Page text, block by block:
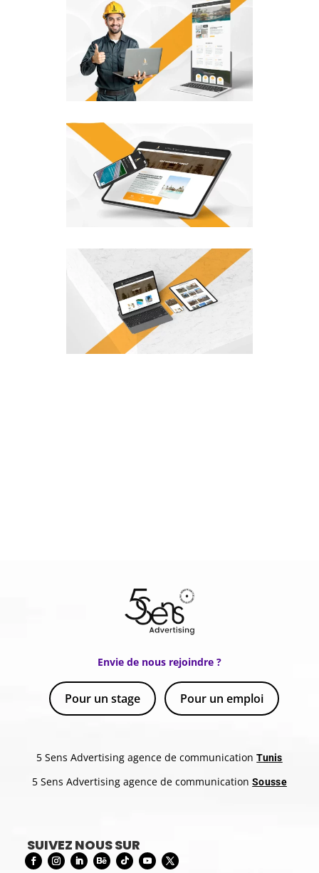
Envie de nous rejoindre ?
Pour un stage Pour un emploi
5 Sens Advertising agence de communicationTunis
5 Sens Advertising agence de communicationSousse
SUIVEZ NOUS SUR